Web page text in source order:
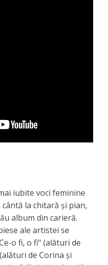
iubite voci feminine
la chitară și pian,
album din carieră.
ale artistei se
o fi, o fi" (alături de
de Corina și